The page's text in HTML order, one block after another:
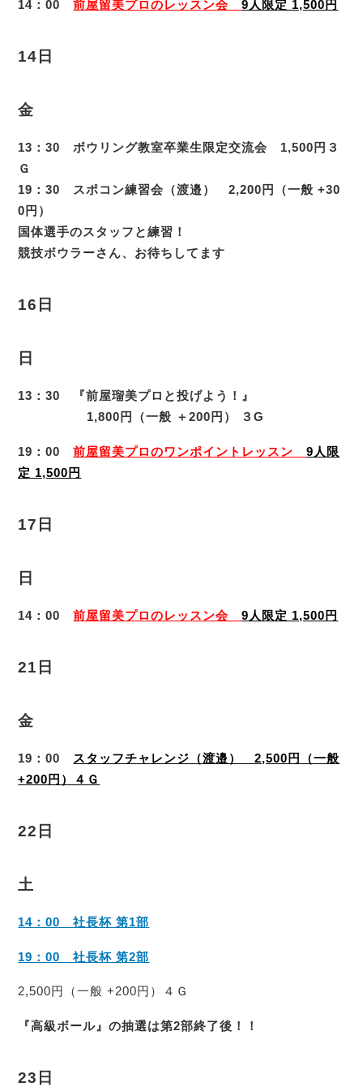
14：00前屋留美プロのレッスン会9人限定 1,500円
14日
金
13：30 ボウリング教室卒業生限定交流会 1,500円３
Ｇ
19：30 スポコン練習会（渡邉） 2,200円（一般 +30
0円）
国体選手のスタッフと練習！
競技ボウラーさん、お待ちしてます
16日
日
13：30 『前屋瑠美プロと投げよう！』
1,800円（一般 ＋200円） ３G
19：00前屋留美プロのワンポイントレッスン9人限
定 1,500円
17日
日
14：00前屋留美プロのレッスン会9人限定 1,500円
21日
金
19：00 スタッフチャレンジ（渡邉） 2,500円（一般
+200円）４Ｇ
22日
土
14：00 社長杯 第1部
19：00 社長杯 第2部
2,500円（一般 +200円）４Ｇ
『高級ボール』の抽選は第2部終了後！！
23日